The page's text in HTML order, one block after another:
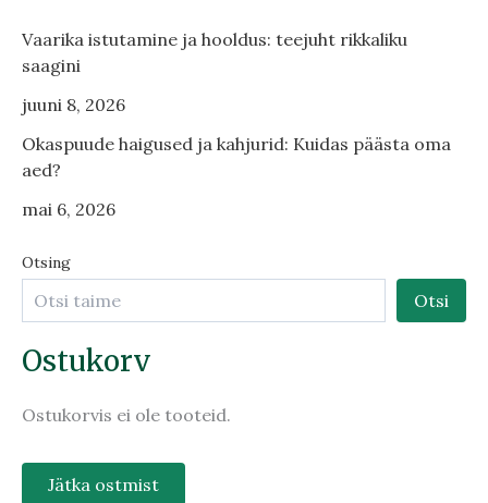
Vaarika istutamine ja hooldus: teejuht rikkaliku
saagini
juuni 8, 2026
Okaspuude haigused ja kahjurid: Kuidas päästa oma
aed?
mai 6, 2026
Otsing
Otsi
Ostukorv
Ostukorvis ei ole tooteid.
Jätka ostmist